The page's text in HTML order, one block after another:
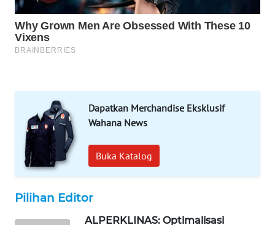
Dapatkan Merchandise Eksklusif
Wahana News
Buka Katalog
Pilihan Editor
ALPERKLINAS: Optimalisasi
LAPAK
WAHANA
KONSUMEN
LISTRIK
MASYARAKAT
KELISTRIKAN
WALINKI